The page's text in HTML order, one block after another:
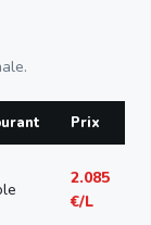
Prix
2.085
€/L